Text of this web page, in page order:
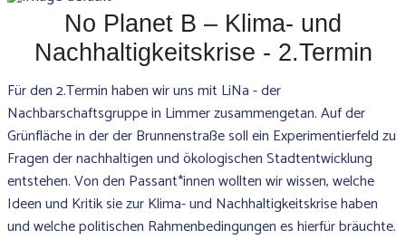
No Planet B – Klima- und
Nachhaltigkeitskrise - 2.Termin
Für den 2.Termin haben wir uns mit LiNa - der
Nachbarschaftsgruppe in Limmer zusammengetan. Auf der
Grünfläche in der der Brunnenstraße soll ein Experimentierfeld zu
Fragen der nachhaltigen und ökologischen Stadtentwicklung
entstehen. Von den Passant*innen wollten wir wissen, welche
Ideen und Kritik sie zur Klima- und Nachhaltigkeitskrise haben
und welche politischen Rahmenbedingungen es hierfür bräuchte.